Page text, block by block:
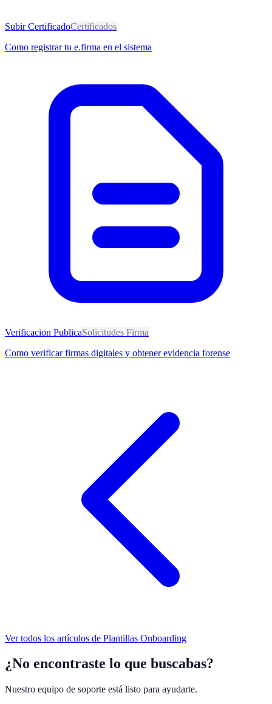
Subir CertificadoCertificados
Como registrar tu e.firma en el sistema
Verificacion PublicaSolicitudes Firma
Como verificar firmas digitales y obtener evidencia forense
Ver todos los artículos de Plantillas Onboarding
¿No encontraste lo que buscabas?
Nuestro equipo de soporte está listo para ayudarte.